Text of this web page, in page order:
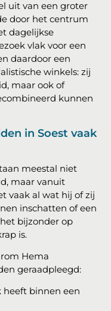
uit van een groter
door het centrum
dagelijkse
vlak voor een
daardoor een
winkels: zij
maar ook of
kunnen
in Soest vaak
meestal niet
maar vanuit
vaak al wat hij of zij
inschatten of een
bijzonder op
is.
Hema
geraadpleegd:
heeft binnen een